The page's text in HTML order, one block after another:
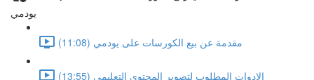
يودمي
مقدمة عن بيع الكورسات على يودمي (11:08)
الادوات المطلوب لتصوير المحتوي التعليمي (13:55)